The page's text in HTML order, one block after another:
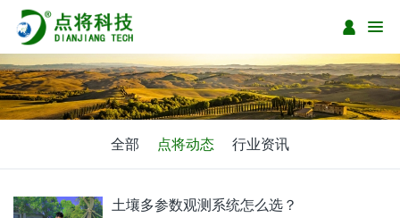
全部 点将动态 行业资讯
土壤多参数观测系统怎么选？